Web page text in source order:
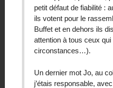
petit défaut de fiabilité :
ils votent pour le
Buffet et en dehors ils
attention à tous ceux
circonstances…).
Un dernier mot Jo, au
j’étais responsable,